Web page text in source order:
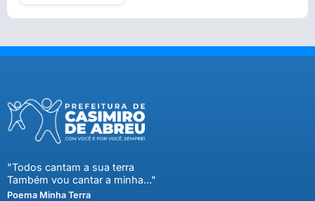
"Todos cantam a sua terra
Também vou cantar a minha..."
Poema Minha Terra